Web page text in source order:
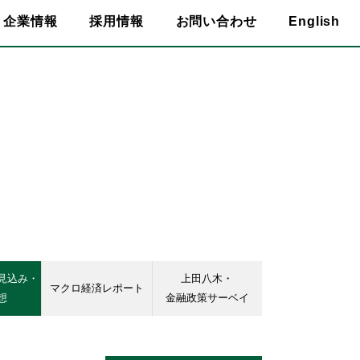
企業情報 採用情報 お問い合わせ English
込み・
マクロ経済レポート
上田八木・
金融政策サーベイ